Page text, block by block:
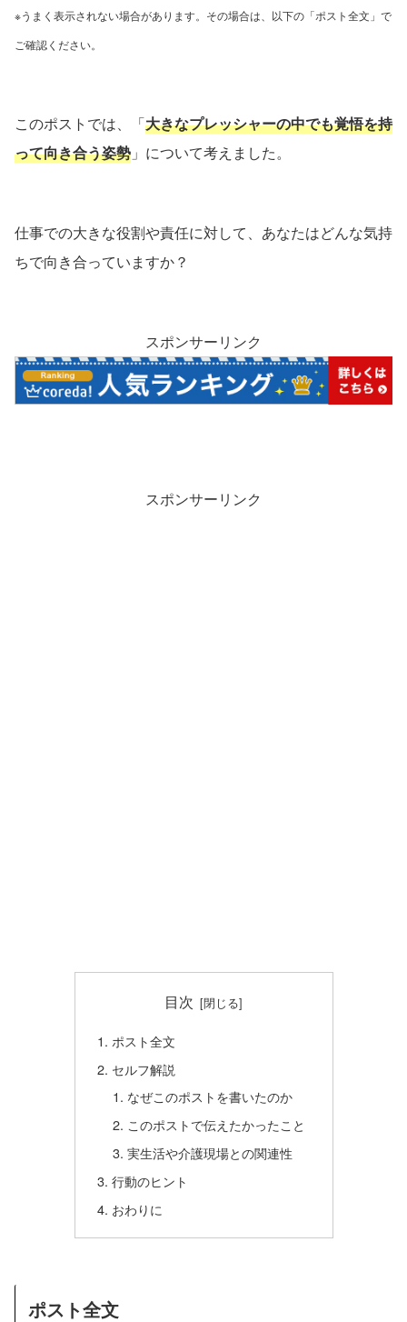
※うまく表示されない場合があります。その場合は、以下の「ポスト全文」で
ご確認ください。
このポストでは、「大きなプレッシャーの中でも覚悟を持
って向き合う姿勢 」について考えました。
仕事での大きな役割や責任に対して、あなたはどんな気持
ちで向き合っていますか？
スポンサーリンク
スポンサーリンク
目次
ポスト全文
セルフ解説
なぜこのポストを書いたのか
このポストで伝えたかったこと
実生活や介護現場との関連性
行動のヒント
おわりに
ポスト全文